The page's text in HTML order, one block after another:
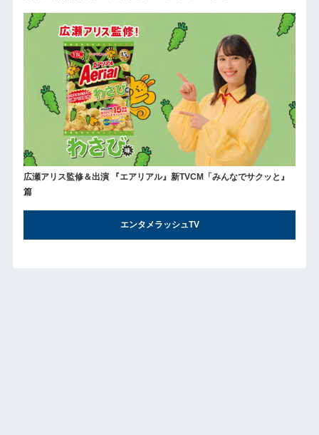
広瀬アリス監修＆出演 『エアリアル』新TVCM「みんなでサクッと』
篇
エンタメラッシュTV